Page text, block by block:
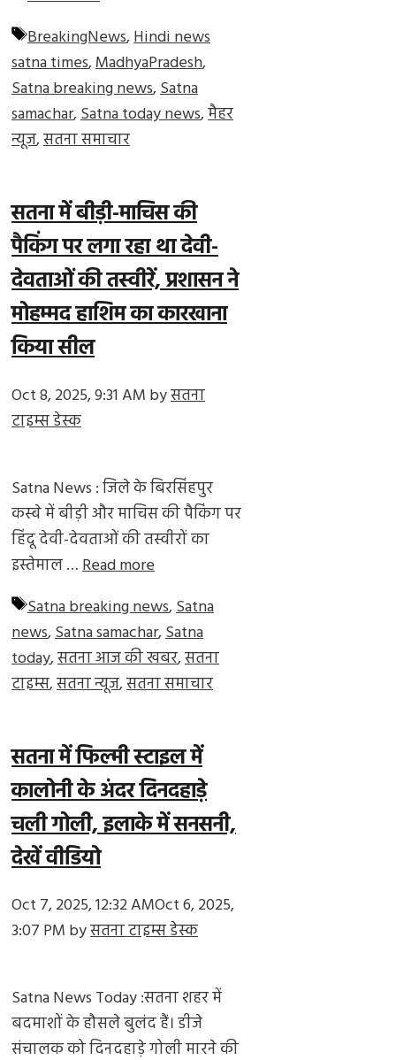
Tags
BreakingNews,Hindi news
satna times,MadhyaPradesh,
Satna breaking news,Satna
samachar,Satna today news,मैहर
न्यूज,सतना समाचार
सतना में बीड़ी-माचिस की
पैकिंग पर लगा रहा था देवी-
देवताओं की तस्वीरें, प्रशासन ने
मोहम्मद हाशिम का कारखाना
किया सील
Oct 8, 2025, 9:31 AM byसतना
टाइम्स डेस्क
Satna News : जिले के बिरसिंहपुर
कस्बे में बीड़ी और माचिस की पैकिंग पर
हिंदू देवी-देवताओं की तस्वीरों का
इस्तेमाल …Read more
Tags
Satna breaking news,Satna
news,Satna samachar,Satna
today,सतना आज की खबर,सतना
टाइम्स,सतना न्यूज,सतना समाचार
सतना में फिल्मी स्टाइल में
कालोनी के अंदर दिनदहाड़े
चली गोली, इलाके में सनसनी,
देखें वीडियो
Oct 7, 2025, 12:32 AMOct 6, 2025,
3:07 PM byसतना टाइम्स डेस्क
Satna News Today :सतना शहर में
बदमाशों के हौसले बुलंद हैं। डीजे
संचालक को दिनदहाड़े गोली मारने की